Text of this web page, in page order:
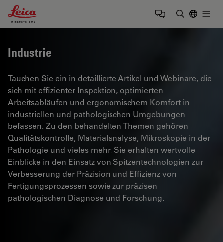
Leica Microsystems Logo
Industrie
Tauchen Sie ein in detaillierte Artikel und Webinare, die
sich mit effizienter Inspektion, optimierten
Arbeitsabläufen und ergonomischem Komfort in
industriellen und pathologischen Umgebungen
befassen. Zu den behandelten Themen gehören
Qualitätskontrolle, Materialanalyse, Mikroskopie in der
Pathologie und vieles mehr. Sie erhalten wertvolle
Einblicke in den Einsatz von Spitzentechnologien zur
Verbesserung der Präzision und Effizienz von
Fertigungsprozessen sowie zur präzisen
pathologischen Diagnose und Forschung.